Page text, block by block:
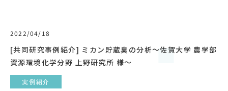
2022/04/18
[共同研究事例紹介] ミカン貯蔵臭の分析〜佐賀大学 農学部
資源環境化学分野 上野研究所 様〜
実例紹介